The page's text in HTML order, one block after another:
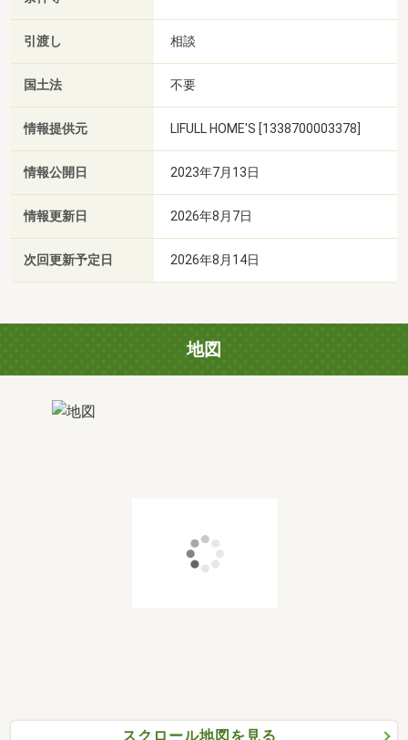
引渡し 相談
国土法 不要
情報提供元 LIFULL HOME'S [1338700003378]
情報公開日 2023年7月13日
情報更新日 2026年8月7日
次回更新予定日 2026年8月14日
地図
スクロール地図を見る